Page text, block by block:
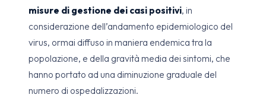
misure di gestione dei casi positivi, in
considerazione dell’andamento epidemiologico del
virus, ormai diffuso in maniera endemica tra la
popolazione, e della gravità media dei sintomi, che
hanno portato ad una diminuzione graduale del
numero di ospedalizzazioni.